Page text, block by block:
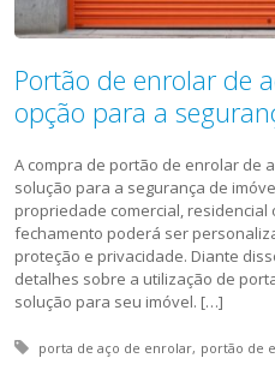
Portão de enrolar de
opção para a
A compra de portão de enrolar de
solução para a segurança de
propriedade comercial, residencial
fechamento poderá ser
proteção e privacidade. Diante
detalhes sobre a utilização de
solução para seu imóvel. […]
Tagged with:
porta de aço de enrolar portão de